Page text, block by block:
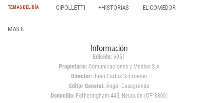
TEMAS DEL DÍA CIPOLLETTI +HISTORIAS EL COMEDOR
MAS E
Información
Edición: 6951
Propietario:Comunicaciones y Medios S.A
Director: Juan Carlos Schroeder
Editor General:Ángel Casagrande
Domicilio:Fotheringham 445, Neuquén (CP 8300)